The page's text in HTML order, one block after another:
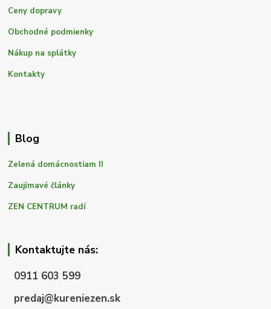
Ceny dopravy
Obchodné podmienky
Nákup na splátky
Kontakty
Blog
Zelená domácnostiam II
Zaujímavé články
ZEN CENTRUM radí
Kontaktujte nás:
0911 603 599
predaj@kureniezen.sk